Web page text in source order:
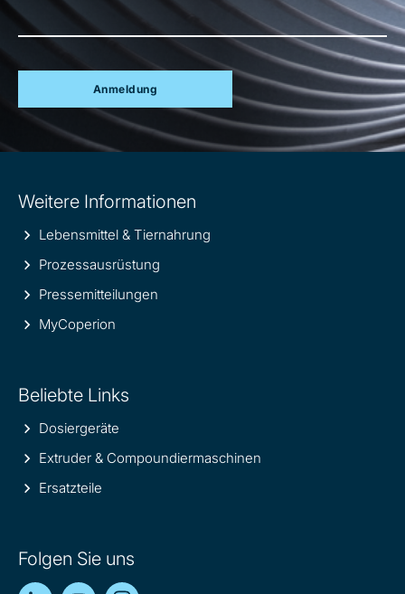
Anmeldung
information
Weitere Informationen
Lebensmittel & Tiernahrung
Prozessausrüstung
Pressemitteilungen
MyCoperion
Beliebte Links
Dosiergeräte
Extruder & Compoundiermaschinen
Ersatzteile
Folgen Sie uns